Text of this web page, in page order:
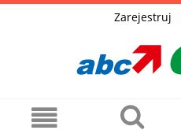
Zarejestruj